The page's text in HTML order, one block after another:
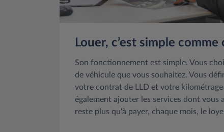
Louer, c’est simple comme
Son fonctionnement est simple. Vous
de véhicule que vous souhaitez. Vous
votre contrat de LLD et votre kilométrage
également ajouter les services dont vous
reste plus qu'à payer, chaque mois, le